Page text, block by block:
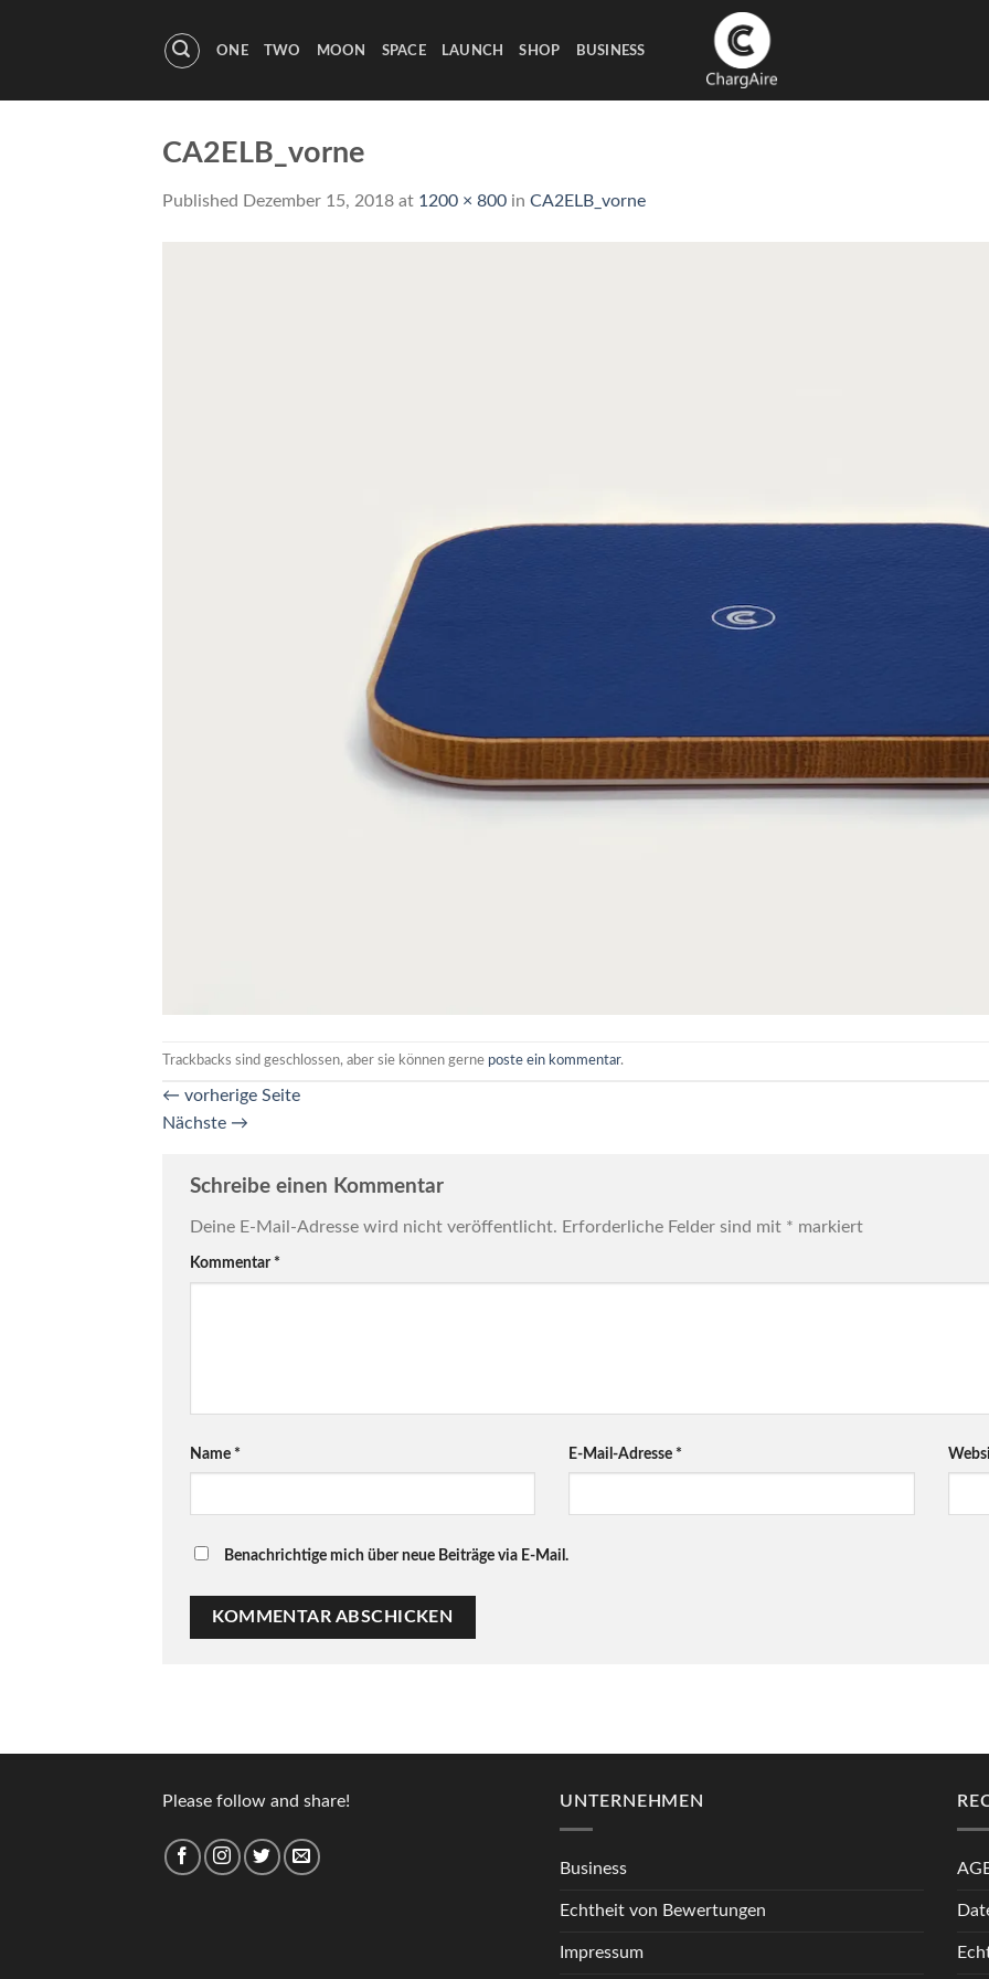
ONE TWO MOON SPACE LAUNCH SHOP BUSINESS
CA2ELB_vorne
Published Dezember 15, 2018 at 1200 × 800 in CA2ELB_vorne
Trackbacks sind geschlossen, aber sie können gerne poste ein kommentar.
← vorherige Seite
Nächste →
Schreibe einen Kommentar
Deine E-Mail-Adresse wird nicht veröffentlicht. Erforderliche Felder sind mit * markiert
Kommentar *
Name * E-Mail-Adresse *
Benachrichtige mich über neue Beiträge via E-Mail.
Please follow and share! UNTERNEHMEN
Business
Echtheit von Bewertungen
Impressum